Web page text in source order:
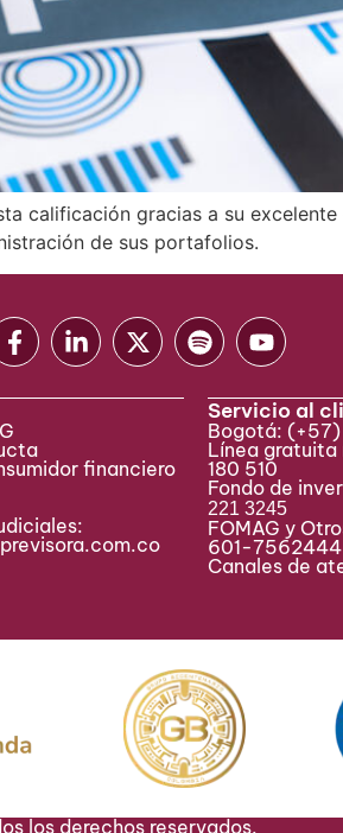
calificación gracias a su
de sus portafolios.
financiero
Servicio al
Bogotá:
Línea gratuita
180 510
Fondo de
221 3245
FOMAG y
601-7562444
Canales de
los derechos reservados.